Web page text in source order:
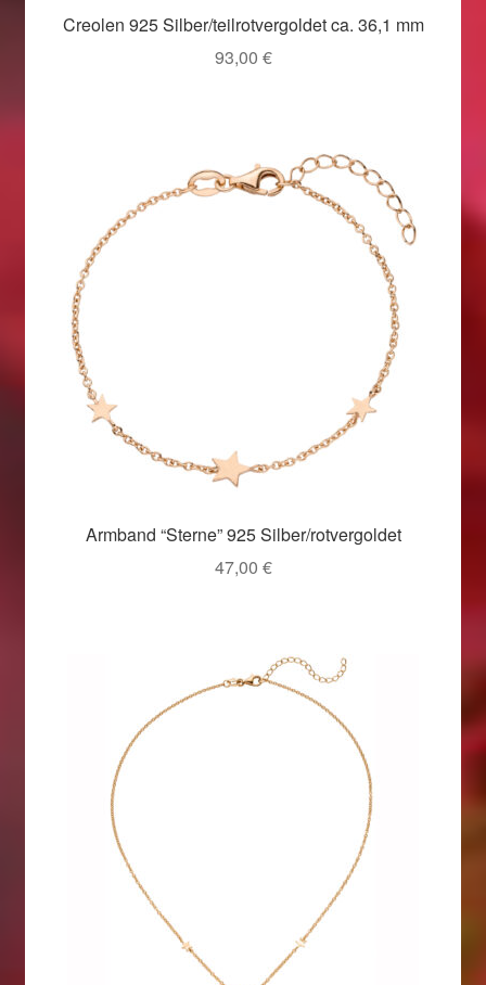
Creolen 925 Silber/teilrotvergoldet ca. 36,1 mm
93,00 €
Armband “Sterne” 925 Silber/rotvergoldet
47,00 €